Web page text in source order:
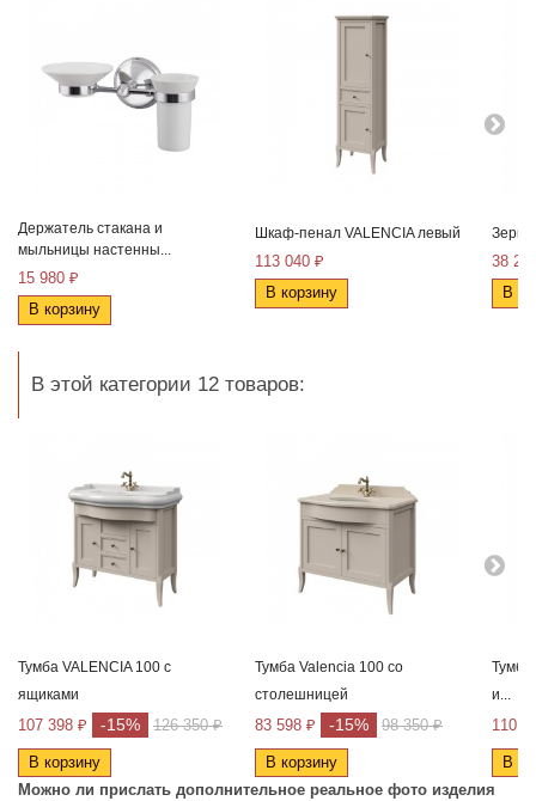
Держатель стакана и
мыльницы настенны...
15 980 ₽
В корзину
Шкаф-пенал VALENCIA левый
113 040 ₽
В корзину
38
В
В этой категории 12 товаров:
Тумба VALENCIA 100 с
ящиками
107 398 ₽ -15% 126 350 ₽
В корзину
Тумба Valencia 100 со
столешницей
83 598 ₽ -15% 98 350 ₽
В корзину
Тумба
и...
110
В
Можно ли прислать дополнительное реальное фото изделия